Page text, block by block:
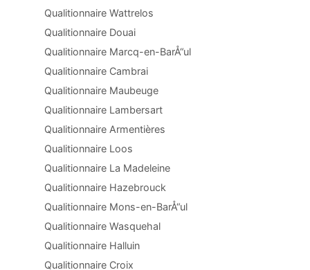
Qualitionnaire Wattrelos
Qualitionnaire Douai
Qualitionnaire Marcq-en-BarÅ“ul
Qualitionnaire Cambrai
Qualitionnaire Maubeuge
Qualitionnaire Lambersart
Qualitionnaire Armentières
Qualitionnaire Loos
Qualitionnaire La Madeleine
Qualitionnaire Hazebrouck
Qualitionnaire Mons-en-BarÅ“ul
Qualitionnaire Wasquehal
Qualitionnaire Halluin
Qualitionnaire Croix